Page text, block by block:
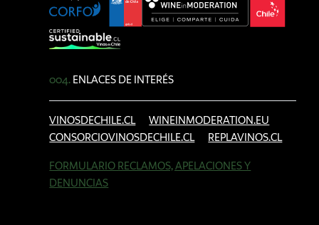
004. ENLACES DE INTERÉS
VINOSDECHILE.CL
WINEINMODERATION.EU
CONSORCIOVINOSDECHILE.CL
REPLAVINOS.CL
FORMULARIO RECLAMOS, APELACIONES Y
DENUNCIAS